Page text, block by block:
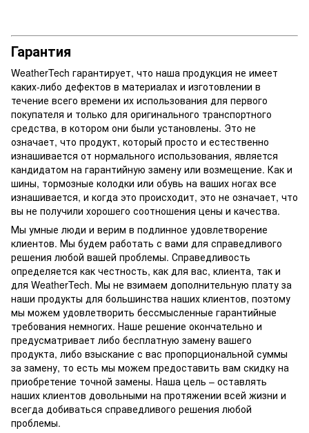
Гарантия
WeatherTech гарантирует, что наша продукция не имеет
каких-либо дефектов в материалах и изготовлении в
течение всего времени их использования для первого
покупателя и только для оригинального транспортного
средства, в котором они были установлены. Это не
означает, что продукт, который просто и естественно
изнашивается от нормального использования, является
кандидатом на гарантийную замену или возмещение. Как и
шины, тормозные колодки или обувь на ваших ногах все
изнашивается, и когда это происходит, это не означает, что
вы не получили хорошего соотношения цены и качества.
Мы умные люди и верим в подлинное удовлетворение
клиентов. Мы будем работать с вами для справедливого
решения любой вашей проблемы. Справедливость
определяется как честность, как для вас, клиента, так и
для WeatherTech. Мы не взимаем дополнительную плату за
наши продукты для большинства наших клиентов, поэтому
мы можем удовлетворить бессмысленные гарантийные
требования немногих. Наше решение окончательно и
предусматривает либо бесплатную замену вашего
продукта, либо взыскание с вас пропорциональной суммы
за замену, то есть мы можем предоставить вам скидку на
приобретение точной замены. Наша цель – оставлять
наших клиентов довольными на протяжении всей жизни и
всегда добиваться справедливого решения любой
проблемы.